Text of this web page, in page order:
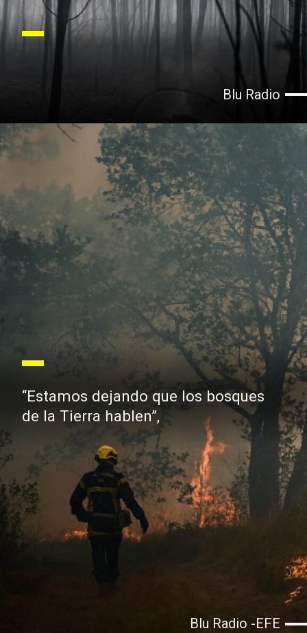
Blu Radio
“Estamos dejando que los bosques
de la Tierra hablen”,
Blu Radio -EFE